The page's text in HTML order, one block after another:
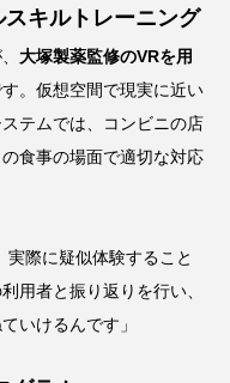
キルトレーニング
大塚製薬監修のVRを用
。仮想空間で現実に近い
テムでは、コンビニの店
食事の場面で適切な対応
実際に疑似体験すること
用者と振り返りを行い、
いけるんです」